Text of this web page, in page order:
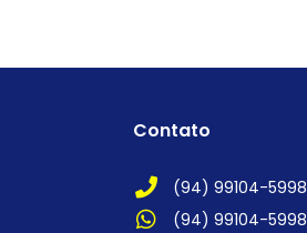
Contato
(94) 99104-5998
(94) 99104-5998